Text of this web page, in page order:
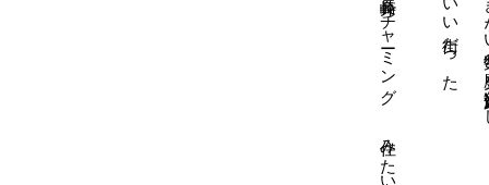
​そして長崎弁、チャーミング 住みたい